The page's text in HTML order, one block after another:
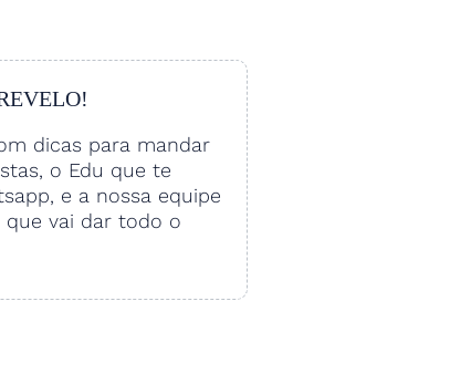
dicas para mandar
o Edu que te
e a nossa equipe
que vai dar todo o